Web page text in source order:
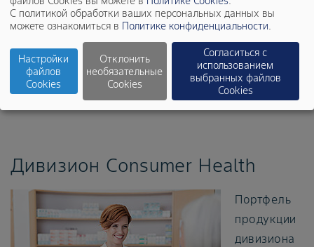
Рентгеноконтрастные вещества и оборудование
для диагностической визуализации с
контрастированием. Ознакомиться с полным
списком рецептурных препаратов дивизиона
Pharmaceuticals можно в
Дивизион Consumer Health
Портфель
продукции
дивизиона
С политикой обработки ваших персональных данных вы
можете ознакомиться в Политике конфиденциальности.
Настройки
файлов
Cookies
Отклонить
необязательные
Cookies
Согласиться с
использованием
выбранных файлов
Cookies